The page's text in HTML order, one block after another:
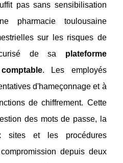
pas sans sensibilisation
pharmacie toulousaine
sur les risques de
de sa plateforme
. Les employés
d'hameçonnage et à
de chiffrement. Cette
des mots de passe, la
sites et les procédures
depuis deux